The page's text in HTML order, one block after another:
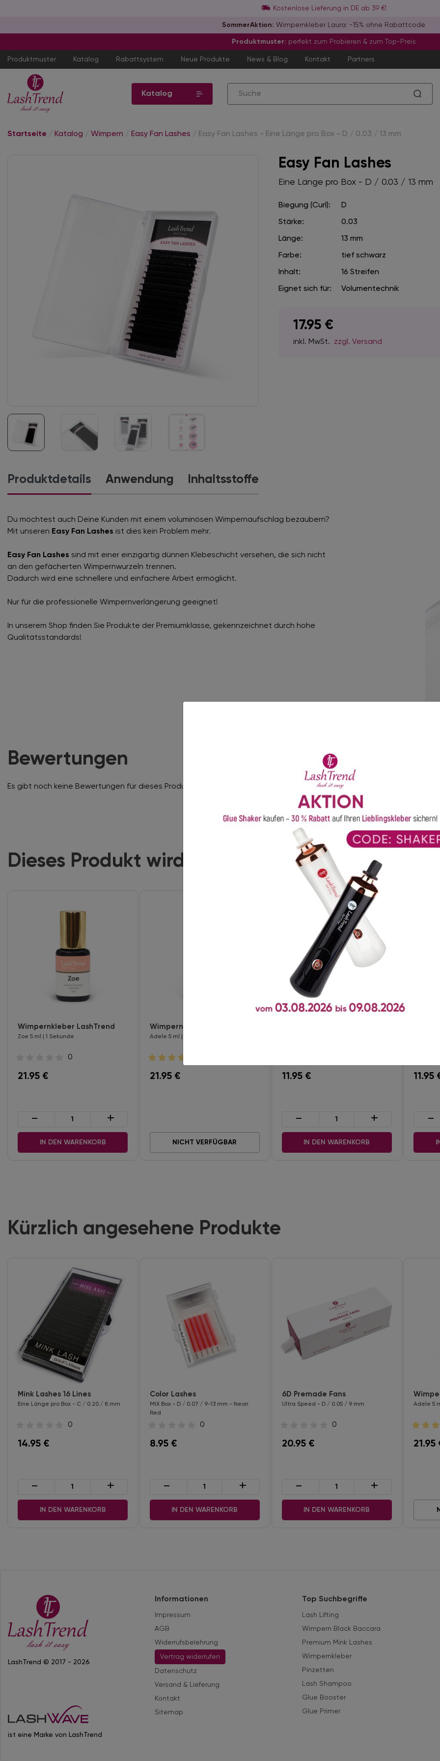
Kostenlose Lieferung in DE ab 39 €!
SommerAktion: Wimpernkleber Laura: -15% ohne Rabattcode
Produktmuster: perfekt zum Probieren & zum Top-Preis
Produktmuster Katalog Rabattsystem Neue Produkte News & Blog Kontakt Partners
Katalog
Startseite / Katalog / Wimpern / Easy Fan Lashes / Easy Fan Lashes - Eine Länge pro Box - D / 0.03 / 13 mm
Easy Fan Lashes
Eine Länge pro Box - D / 0.03 / 13 mm
Biegung (Curl): D
Stärke: 0.03
Länge: 13 mm
Farbe: tief schwarz
Inhalt: 16 Streifen
Eignet sich für: Volumentechnik
17.95 €
inkl. MwSt. zzgl. Versand
Produktdetails Anwendung Inhaltsstoffe
Du möchtest auch Deine Kunden mit einem voluminösen Wimpernaufschlag bezaubern?
Mit unseren Easy Fan Lashes ist dies kein Problem mehr.
Easy Fan Lashes sind mit einer einzigartig dünnen Klebeschicht versehen, die sich nicht
an den gefächerten Wimpernwurzeln trennen.
Dadurch wird eine schnellere und einfachere Arbeit ermöglicht.
Nur für die professionelle Wimpernverlängerung geeignet!
In unserem Shop finden Sie Produkte der Premiumklasse, gekennzeichnet durch hohe
Qualitätsstandards!
Bewertungen
Es gibt noch keine Bewertungen für dieses Produkt.
Dieses Produkt wird oft zusammen gekauft
Wimpernkleber LashTrend
Zoe 5 ml | 1 Sekunde
0
21.95 €
- +
IN DEN WARENKORB
Wimpernkleber LashTrend
Adele 5 ml | 1 Sekunde
21.95€
NICHT VERFÜGBAR
11.95€
- +
IN DEN WARENKORB
11.95
-
Kürzlich angesehene Produkte
Mink Lashes 16 Lines
Eine Länge pro Box - C / 0.20 / 8 mm
0
14.95 €
- +
IN DEN WARENKORB
Color Lashes
MIX Box - D / 0.07 / 9-13 mm - Neon
Red
0
8.95€
- +
IN DEN WARENKORB
6D Premade Fans
Ultra Speed - D / 0.05 / 9 mm
0
20.95€
- +
IN DEN WARENKORB
Adele 5
21.95
LashTrend © 2017 - 2026
ist eine Marke von LashTrend
Informationen
Impressum
AGB
Widerrufsbelehrung
Vertrag widerrufen
Datenschutz
Versand & Lieferung
Kontakt
Sitemap
Top Suchbegriffe
Lash Lifting
Wimpern Black Baccara
Premium Mink Lashes
Wimpernkleber
Pinzetten
Lash Shampoo
Glue Booster
Glue Primer